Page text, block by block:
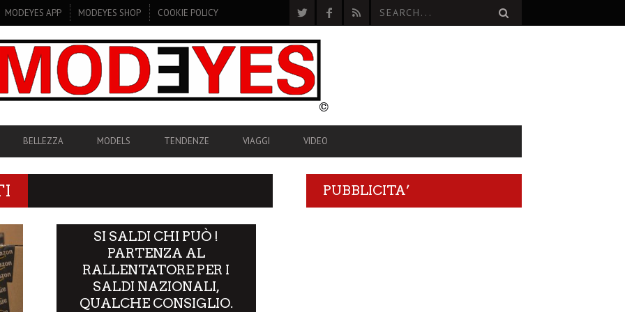
MODEYES APP MODEYES SHOP COOKIE POLICY
BELLEZZA MODELS TENDENZE VIAGGI VIDEO
SI SALDI CHI PUÒ !
PARTENZA AL
RALLENTATORE PER I
SALDI NAZIONALI,
QUALCHE CONSIGLIO.
PUBBLICITA’